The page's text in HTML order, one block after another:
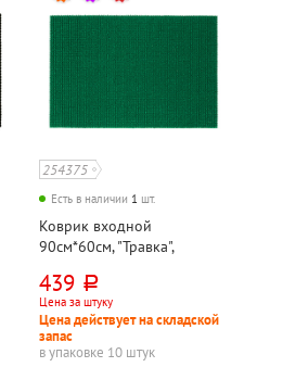
254375
Есть в наличии 1 шт.
Коврик входной
90см*60см, "Травка",
439 руб.
Цена за штуку
Цена действует на складской
запас
в упаковке 10 штук